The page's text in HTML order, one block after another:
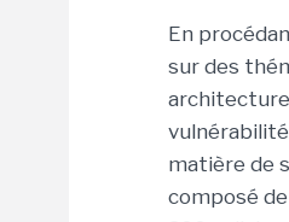
En
sur des
matière de
composé